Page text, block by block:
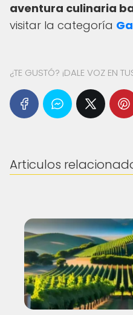
aventura culinaria
visitar la categoría
¿TE GUSTÓ? ¡DALE VOZ EN
Articulos